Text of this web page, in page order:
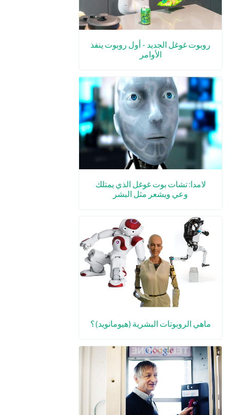
روبوت غوغل الجديد - أول روبوت ينفذ
الأوامر
لامدا: تشات بوت غوغل الذي يمتلك
وعي ويشعر مثل البشر
ماهي الروبوتات البشرية (هيومانويد)؟